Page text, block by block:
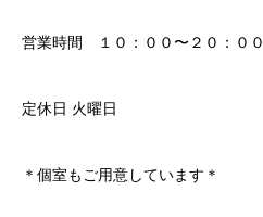
営業時間 １０：００〜２０：００
定休日 火曜日
＊個室もご用意しています＊